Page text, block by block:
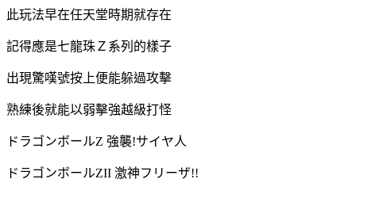
此玩法早在任天堂時期就存在
記得應是七龍珠Ｚ系列的樣子
出現驚嘆號按上便能躲過攻擊
熟練後就能以弱擊強越級打怪
ドラゴンボールZ 強襲!サイヤ人
ドラゴンボールZII 激神フリーザ!!